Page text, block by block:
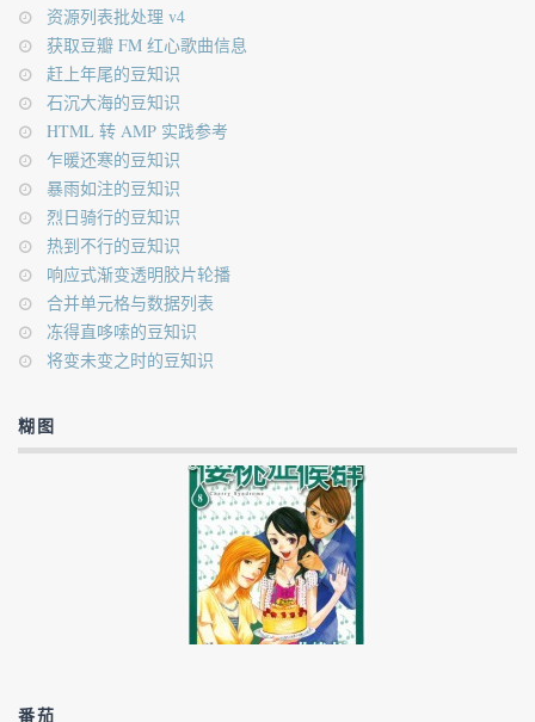
资源列表批处理 v4
获取豆瓣 FM 红心歌曲信息
赶上年尾的豆知识
石沉大海的豆知识
HTML 转 AMP 实践参考
乍暖还寒的豆知识
暴雨如注的豆知识
烈日骑行的豆知识
热到不行的豆知识
响应式渐变透明胶片轮播
合并单元格与数据列表
冻得直哆嗦的豆知识
将变未变之时的豆知识
糊图
番茄